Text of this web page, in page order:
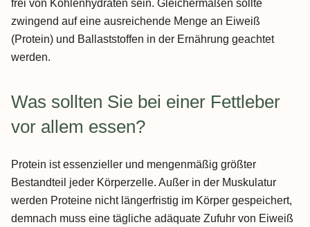
frei von Kohlenhydraten sein. Gleichermaßen sollte
zwingend auf eine ausreichende Menge an Eiweiß
(Protein) und Ballaststoffen in der Ernährung geachtet
werden.
Was sollten Sie bei einer Fettleber
vor allem essen?
Protein ist essenzieller und mengenmäßig größter
Bestandteil jeder Körperzelle. Außer in der Muskulatur
werden Proteine nicht längerfristig im Körper gespeichert,
demnach muss eine tägliche adäquate Zufuhr von Eiweiß